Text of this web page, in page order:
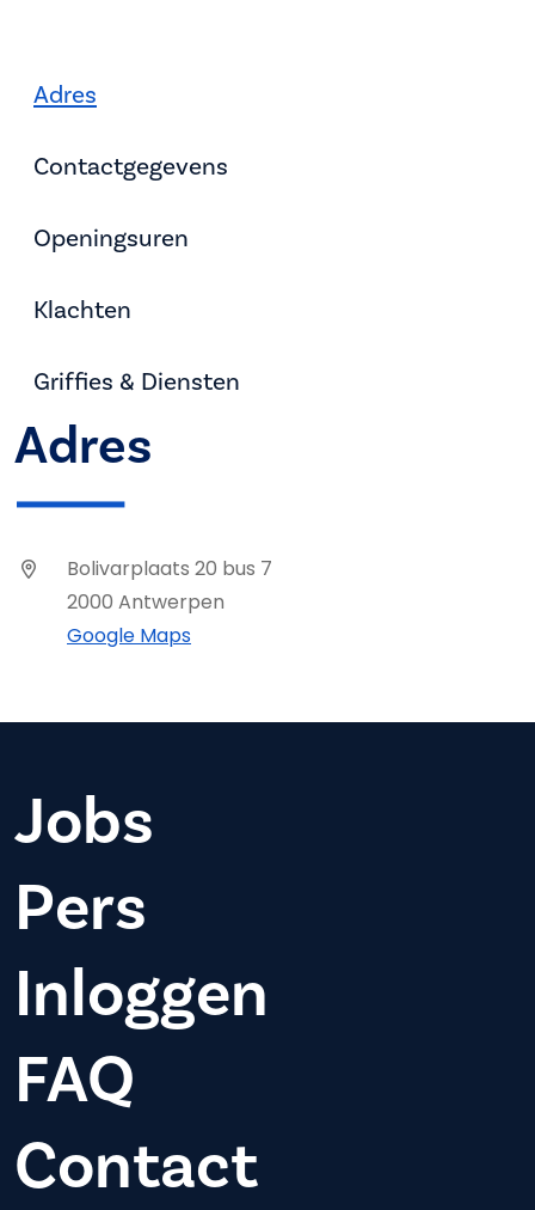
Adres
Contactgegevens
Openingsuren
Klachten
Griffies & Diensten
Adres
Bolivarplaats 20 bus 7
2000 Antwerpen
Google Maps
Jobs
Pers
Inloggen
FAQ
Contact